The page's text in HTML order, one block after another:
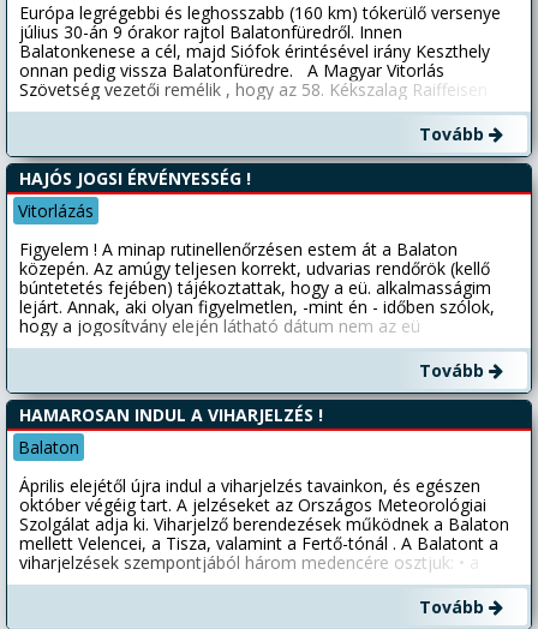
Európa legrégebbi és leghosszabb (160 km) tókerülő versenye
július 30-án 9 órakor rajtol Balatonfüredről. Innen
Balatonkenese a cél, majd Siófok érintésével irány Keszthely
onnan pedig vissza Balatonfüredre. A Magyar Vitorlás
Szövetség vezetői remélik , hogy az 58. Kékszalag Raiffeisen
Nagydíjon idén is 500-600 hajó vesz majd részt. A táv
légvonalban mérve 155 km. A szabályok szerint 48 óra alatt kell
a vitorlázóknak teljesíteni a távot. A verseny célja a sport
mellett, a balatoni vendéglátás és a vitorlás turizmus további
fejlesztése és népszerűsítése. Egy kis töri. Az első Kékszalagot
1934-ben rendezték. Nevét a leggyorsabb tengeri vitorlás
árbócán viselt kék szalagról kapta, mely hagyományt később
átvették a gőzösök is. Ezután az európai nagy tavi versenyek
győztese is árbóc csúcsára köthette a leggyorsabbnak járó
elismerést jelképező szalagot. Az utóbbi években már több mint
500 vitorlás indult el a versenyen. A rendezők örömmel várják az
érdeklődőket a füredi rajthoz, ahol szemet gyönyörködtető
látvány fogadja őket reggel 9 órától. Felejthetetlen élmény nyújt
ugyanis, amikor várhatóan mintegy 5-600 hajó vág neki a
Tovább
HAJÓS JOGSI ÉRVÉNYESSÉG !
Vitorlázás
Figyelem ! A minap rutinellenőrzésen estem át a Balaton
közepén. Az amúgy teljesen korrekt, udvarias rendőrök (kellő
búntetetés fejében) tájékoztattak, hogy a eü. alkalmasságim
lejárt. Annak, aki olyan figyelmetlen, -mint én - időben szólok,
hogy a jogosítvány elején látható dátum nem az eü
alkalmasság lejárata!!!! jó szelet Bandesz
Tovább
HAMAROSAN INDUL A VIHARJELZÉS !
Balaton
Április elejétől újra indul a viharjelzés tavainkon, és egészen
október végéig tart. A jelzéseket az Országos Meteorológiai
Szolgálat adja ki. Viharjelző berendezések működnek a Balaton
mellett Velencei, a Tisza, valamint a Fertő-tónál . A Balatont a
viharjelzések szempontjából három medencére osztjuk: • a
Tihanyi-félszigettől keletre lévő keleti medencére. • a Fonyód és
Tihany közötti középső medencére és • a Keszthelytől a
Badacsony-Fonyód szorosig tartó nyugati medencére, A
Tovább